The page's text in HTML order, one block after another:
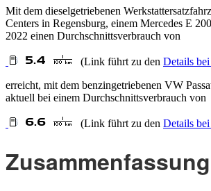
Mit dem dieselgetriebenen
Centers in Regensburg, einem Mercedes E
2022 einen Durchschnittsverbrauch von
(Link führt zu den Details
erreicht, mit dem benzingetriebenen VW
aktuell bei einem Durchschnittsverbrauch von
(Link führt zu den Details
Zusammenfassung